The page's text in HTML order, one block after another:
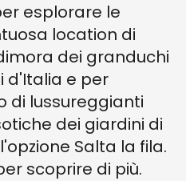
esplorare le
location di
dei granduchi
d'Italia e per
di lussureggianti
dei giardini di
Salta la fila.
scoprire di più.